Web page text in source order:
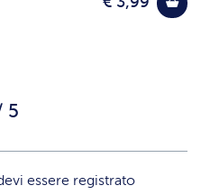
5
essere registrato